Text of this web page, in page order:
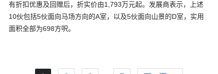
有折扣优惠及回赠后，折实价由1,793万元起。发展商表示，上述
10伙包括5伙面向马场方向的A室，以及5伙面向山景的D室，实用
面积全部为698方呎。